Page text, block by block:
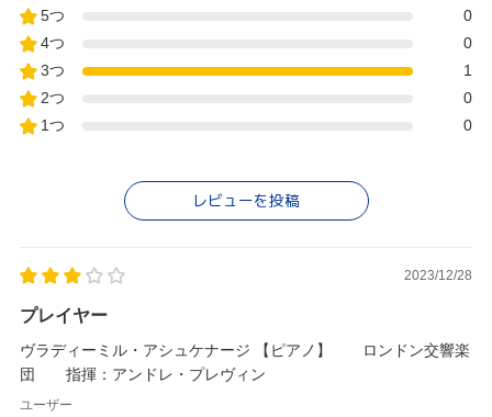
5つ
0
4つ
0
3つ
1
2つ
0
1つ
0
レビューを投稿
2023/12/28
プレイヤー
ヴラディーミル・アシュケナージ 【ピアノ】 ロンドン交響楽
団 指揮：アンドレ・プレヴィン
ユーザー